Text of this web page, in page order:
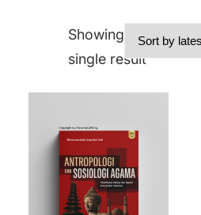
Showing the
single result